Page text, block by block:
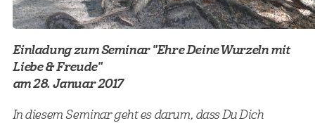
Einladung zum Seminar "Ehre Deine Wurzeln mit
Liebe & Freude"
am 28. Januar 2017
In diesem Seminar geht es darum, dass Du Dich